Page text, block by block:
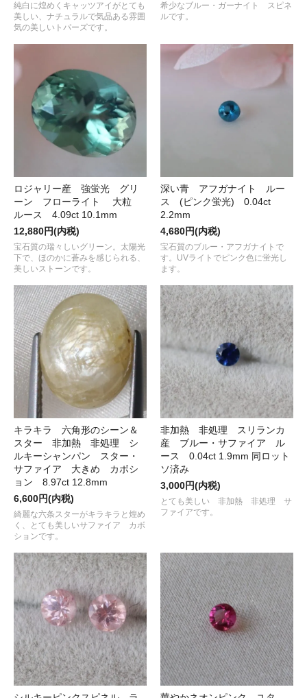
純白に煌めくキャッツアイがとても
美しい、ナチュラルで気品ある雰囲
気の美しいトパーズです。
希少なブルー・ガーナイト スピネ
ルです。
ロジャリー産 強蛍光 グリ
ーン フローライト 大粒
ルース 4.09ct 10.1mm
12,880円(内税)
宝石質の瑞々しいグリーン。太陽光
下で、ほのかに蒼みを感じられる、
美しいストーンです。
深い青 アフガナイト ルー
ス (ピンク蛍光) 0.04ct
2.2mm
4,680円(内税)
宝石質のブルー・アフガナイトで
す。UVライトでピンク色に蛍光し
ます。
キラキラ 六角形のシーン＆
スター 非加熱 非処理 シ
ルキーシャンパン スター・
サファイア 大きめ カボシ
ョン 8.97ct 12.8mm
6,600円(内税)
綺麗な六条スターがキラキラと煌め
く、とても美しいサファイア カボ
ションです。
非加熱 非処理 スリランカ
産 ブルー・サファイア ル
ース 0.04ct 1.9mm 同ロット
ソ済み
3,000円(内税)
とても美しい 非加熱 非処理 サ
ファイアです。